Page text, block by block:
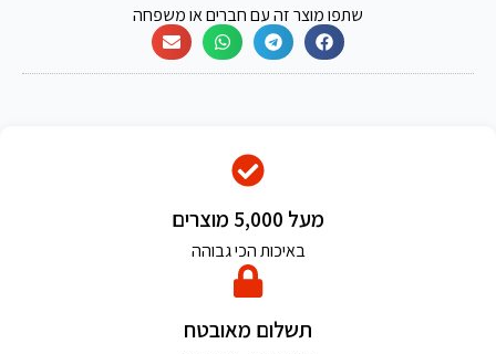
שתפו מוצר זה עם חברים או משפחה
מעל 5,000 מוצרים
באיכות הכי גבוהה
תשלום מאובטח